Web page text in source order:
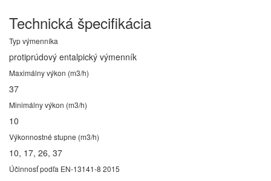
Technická špecifikácia
Typ výmenníka
protiprúdový entalpický výmenník
Maximálny výkon (m3/h)
37
Minimálny výkon (m3/h)
10
Výkonnostné stupne (m3/h)
10, 17, 26, 37
Účinnosť podľa EN-13141-8 2015